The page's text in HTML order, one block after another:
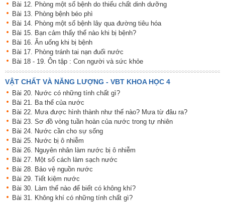
Bài 12. Phòng một số bệnh do thiếu chất dinh dưỡng
Bài 13. Phòng bệnh béo phì
Bài 14. Phòng một số bệnh lây qua đường tiêu hóa
Bài 15. Bạn cảm thấy thế nào khi bị bệnh?
Bài 16. Ăn uống khi bị bệnh
Bài 17. Phòng tránh tai nạn đuối nước
Bài 18 - 19. Ôn tập : Con người và sức khỏe
VẬT CHẤT VÀ NĂNG LƯỢNG - VBT KHOA HỌC 4
Bài 20. Nước có những tính chất gì?
Bài 21. Ba thể của nước
Bài 22. Mưa được hình thành như thế nào? Mưa từ đâu ra?
Bài 23. Sơ đồ vòng tuần hoàn của nước trong tự nhiên
Bài 24. Nước cần cho sự sống
Bài 25. Nước bị ô nhiễm
Bài 26. Nguyên nhân làm nước bị ô nhiễm
Bài 27. Một số cách làm sạch nước
Bài 28. Bảo vệ nguồn nước
Bài 29. Tiết kiệm nước
Bài 30. Làm thế nào để biết có không khí?
Bài 31. Không khí có những tính chất gì?